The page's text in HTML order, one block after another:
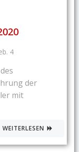
4
der
mit
WEITERLESEN